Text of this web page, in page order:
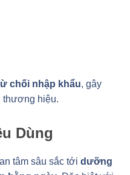
chối nhập khẩu, gây
thương hiệu.
Dùng
tâm sâu sắc tới dưỡng